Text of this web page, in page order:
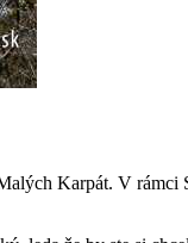
Karpát. V rámci